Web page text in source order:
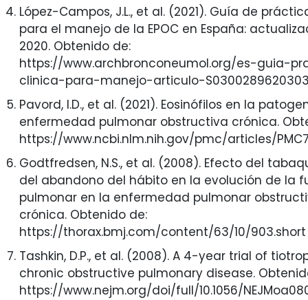
López-Campos, J.L., et al. (2021). Guía de
para el manejo de la EPOC en España:
2020. Obtenido de:
https://www.archbronconeumol.org/es-guia-
clinica-para-manejo-articulo-
Pavord, I.D., et al. (2021). Eosinófilos en la
enfermedad pulmonar obstructiva crónica.
https://www.ncbi.nlm.nih.gov/pmc/articles/
Godtfredsen, N.S., et al. (2008). Efecto del
del abandono del hábito en la evolución de la
pulmonar en la enfermedad pulmonar
crónica. Obtenido de:
https://thorax.bmj.com/content/63/10/903.short
Tashkin, D.P., et al. (2008). A 4-year trial of
chronic obstructive pulmonary disease.
https://www.nejm.org/doi/full/10.1056/